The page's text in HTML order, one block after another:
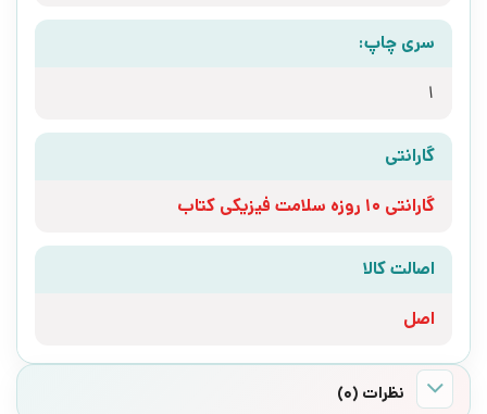
سری چاپ:
1
گارانتی
گارانتی 10 روزه سلامت فیزیکی کتاب
اصالت کالا
اصل
نظرات (0)